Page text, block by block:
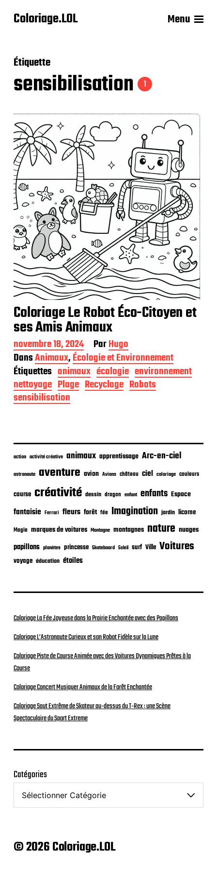
Coloriage.LOL Menu
Étiquette
sensibilisation 1
Coloriage Le Robot Éco-Citoyen et
ses Amis Animaux
D
a
t
e
d
e
p
i
a
t
i
o
n
novembre 18, 2024 ParHugo
DansAnimaux,Écologie et Environnement
Étiquettes animaux écologie environnement
nettoyage Plage Recyclage Robots
sensibilisation
action activité créative animaux apprentissage Arc-en-ciel
astronaute aventure avion Avions château ciel coloriage couleurs
course créativité dessin dragon enfant enfants Espace
fantaisie Ferrari fleurs forêt fée Imagination jardin licorne
Magie marques de voitures Montagne montagnes nature nuages
papillons planètes princesse Skateboard Soleil surf Ville Voitures
voyage éducation étoiles
Coloriage La Fée Joyeuse dans la Prairie Enchantée avec des Papillons
Coloriage L’Astronaute Curieux et son Robot Fidèle sur la Lune
Coloriage Piste de Course Animée avec des Voitures Dynamiques Prêtes à la
Course
Coloriage Concert Musiquer Animaux de la Forêt Enchantée
Coloriage Saut Extrême de Skateur au-dessus du T-Rex : une Scène
Spectaculaire du Sport Extreme
Catégories
© 2026 Coloriage.LOL